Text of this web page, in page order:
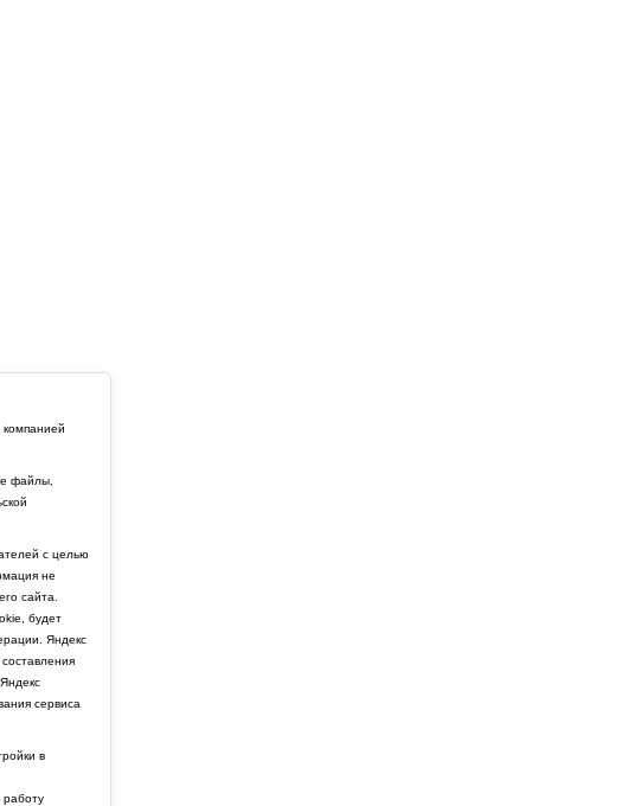
компанией
файлы,
с целью
не
сайта.
будет
Яндекс
сервиса
в
работу